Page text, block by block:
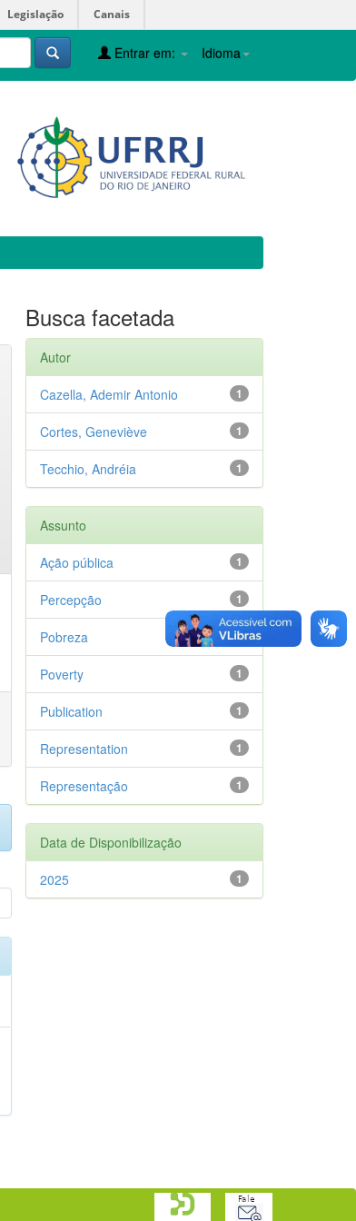
Legislação Canais
Idioma
Entrar em:
Busca facetada
Autor
1
Cazella, Ademir Antonio
1
Cortes, Geneviève
1
Tecchio, Andréia
Assunto
1
Ação pública
1
Percepção
1
Pobreza
1
Poverty
1
Publication
1
Representation
1
Representação
Data de Disponibilização
1
2025